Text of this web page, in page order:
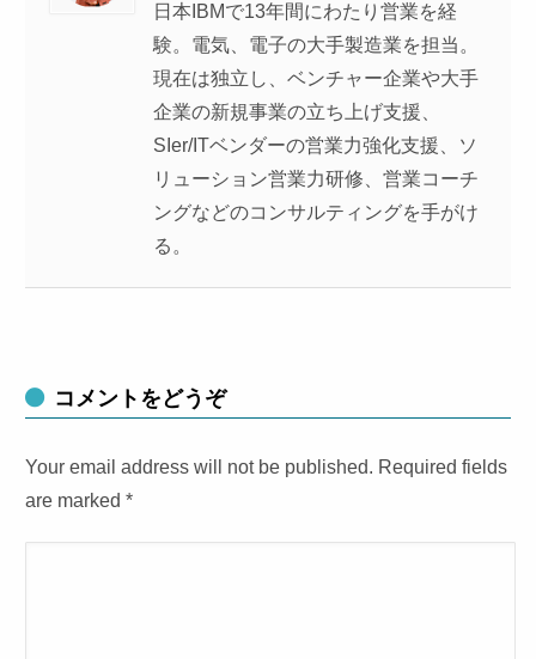
日本IBMで13年間にわたり営業を経
験。電気、電子の大手製造業を担当。
現在は独立し、ベンチャー企業や大手
企業の新規事業の立ち上げ支援、
SIer/ITベンダーの営業力強化支援、ソ
リューション営業力研修、営業コーチ
ングなどのコンサルティングを手がけ
る。
コメントをどうぞ
Your email address will not be published. Required fields
are marked*